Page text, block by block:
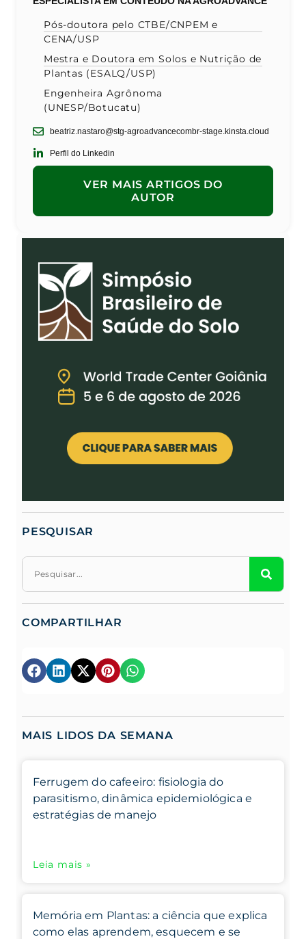
Pós-doutora pelo CTBE/CNPEM e
CENA/USP
Mestra e Doutora em Solos e Nutrição de
Plantas (ESALQ/USP)
Engenheira Agrônoma
(UNESP/Botucatu)
beatriz.nastaro@stg-agroadvancecombr-stage.kinsta.cloud
Perfil do Linkedin
VER MAIS ARTIGOS DO
AUTOR
PESQUISAR
COMPARTILHAR
MAIS LIDOS DA SEMANA
Ferrugem do cafeeiro: fisiologia do
parasitismo, dinâmica epidemiológica e
estratégias de manejo
Leia mais »
Memória em Plantas: a ciência que explica
como elas aprendem, esquecem e se